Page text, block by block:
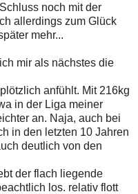
noch mit der
allerdings zum Glück
mehr...
mir als nächstes die
anfühlt. Mit 216kg
in der Liga meiner
an. Naja, auch bei
in den letzten 10 Jahren
deutlich von den
der flach liegende
los. relativ flott